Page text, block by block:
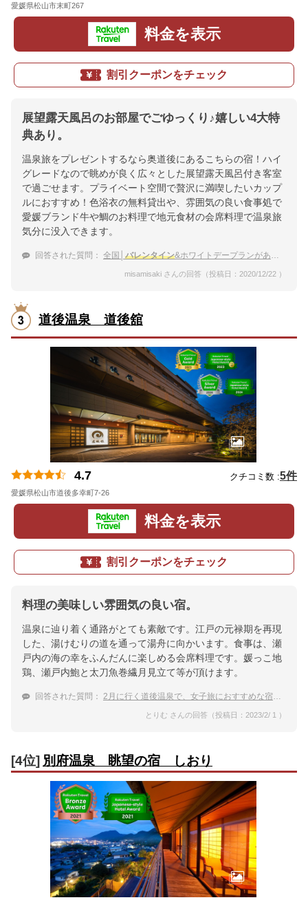
愛媛県松山市末町267
料金を表示
割引クーポンをチェック
展望露天風呂のお部屋でごゆっくり♪嬉しい4大特
典あり。
温泉旅をプレゼントするなら奥道後にあるこちらの宿！ハイ
グレードなので眺めが良く広々とした展望露天風呂付き客室
で過ごせます。プライベート空間で贅沢に満喫したいカップ
ルにおすすめ！色浴衣の無料貸出や、雰囲気の良い食事処で
愛媛ブランド牛や鯛のお料理で地元食材の会席料理で温泉旅
気分に没入できます。
回答された質問： 全国│ バレンタイン&ホワイトデープランがある温泉宿でプチ贅沢したい
misamisaki さんの回答（投稿日：2020/12/22 ）
道後温泉 道後舘
4.7 クチコミ数 :5件
愛媛県松山市道後多幸町7-26
料金を表示
割引クーポンをチェック
料理の美味しい雰囲気の良い宿。
温泉に辿り着く通路がとても素敵です。江戸の元禄期を再現
した、湯けむりの道を通って湯舟に向かいます。食事は、瀬
戸内の海の幸をふんだんに楽しめる会席料理です。媛っこ地
鶏、瀬戸内鮑と太刀魚巻繊月見立て等が頂けます。
回答された質問： 2月に行く道後温泉で、女子旅におすすめな宿は？
とりむ さんの回答（投稿日：2023/2/ 1 ）
[4位] 別府温泉 眺望の宿 しおり